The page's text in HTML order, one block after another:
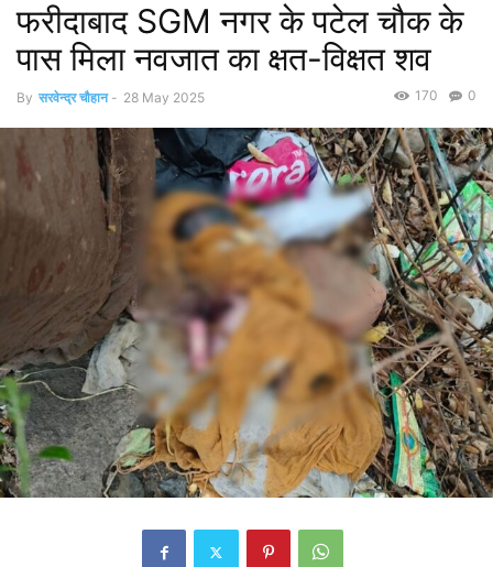
फरीदाबाद SGM नगर के पटेल चौक के
पास मिला नवजात का क्षत-विक्षत शव
By सरवेन्द्र चौहान - 28 May 2025 0
170